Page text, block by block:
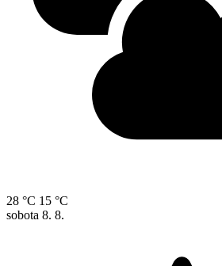
28 °C 15 °C
sobota 8. 8.